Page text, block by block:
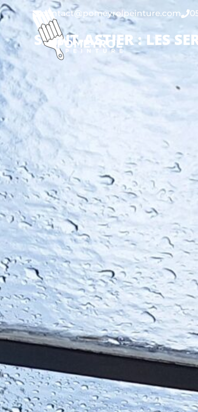
contact@pomeyrolpeinture.com
SAINT-ASTIER : LES